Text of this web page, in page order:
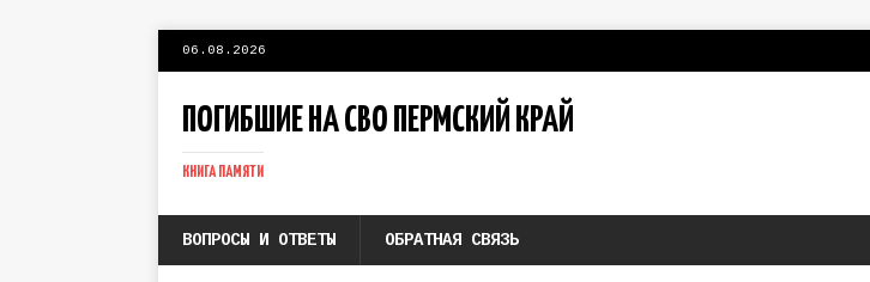
06.08.2026
ПОГИБШИЕ НА СВО ПЕРМСКИЙ КРАЙ
КНИГА ПАМЯТИ
ВОПРОСЫ И ОТВЕТЫ ОБРАТНАЯ СВЯЗЬ